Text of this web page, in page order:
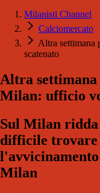
Milanisti Channel
Calciomercato
Altra settimana
scatenato
Altra settimana
Milan: ufficio
Sul Milan
difficile
Milan